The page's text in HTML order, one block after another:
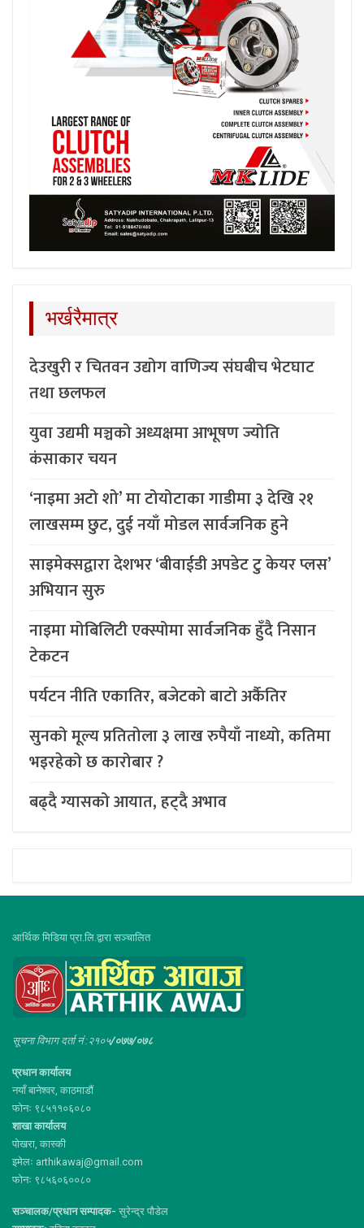
भर्खरैमात्र
देउखुरी र चितवन उद्योग वाणिज्य संघबीच भेटघाट
तथा छलफल
युवा उद्यमी मञ्चको अध्यक्षमा आभूषण ज्योति
कंसाकार चयन
‘नाइमा अटो शो’ मा टोयोटाका गाडीमा ३ देखि २१
लाखसम्म छुट, दुई नयाँ मोडल सार्वजनिक हुने
साइमेक्सद्वारा देशभर ‘बीवाईडी अपडेट टु केयर प्लस’
अभियान सुरु
नाइमा मोबिलिटी एक्स्पोमा सार्वजनिक हुँदै निसान
टेकटन
पर्यटन नीति एकातिर, बजेटको बाटो अर्कैतिर
सुनको मूल्य प्रतितोला ३ लाख रुपैयाँ नाध्यो, कतिमा
भइरहेको छ कारोबार ?
बढ्दै ग्यासको आयात, हट्दै अभाव
आर्थिक मिडिया प्रा.लि.द्वारा सञ्चालित
सूचना विभाग दर्ता नं :२१०५/०७७/०७८
प्रधान कार्यालय
नयाँ बानेश्वर, काठमाडौं
फोनः ९८५११०६०८०
शाखा कार्यालय
पोखरा, कास्की
इमेलः arthikawaj@gmail.com
फोनः ९८५६०६००८०
सञ्चालक/प्रधान सम्पादक- सुरेन्द्र पौडेल